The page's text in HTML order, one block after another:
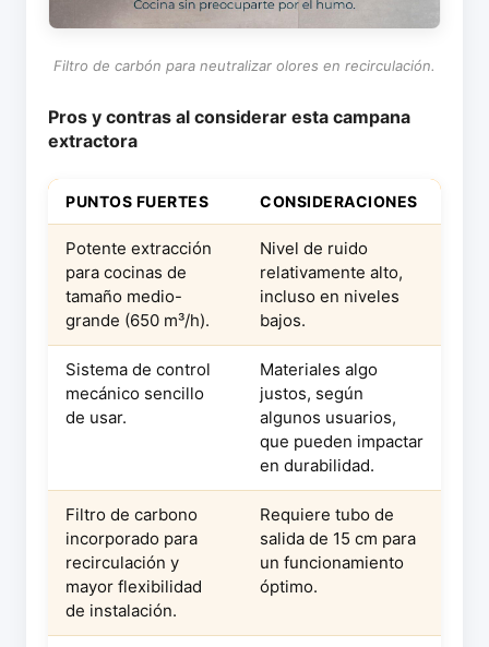
Filtro de carbón para neutralizar olores en recirculación.
Pros y contras al considerar esta campana
extractora
PUNTOS FUERTES CONSIDERACIONES
Potente extracción
para cocinas de
tamaño medio-
grande (650 m³/h).
Nivel de ruido
relativamente alto,
incluso en niveles
bajos.
Sistema de control
mecánico sencillo
de usar.
Materiales algo
justos, según
algunos usuarios,
que pueden impactar
en durabilidad.
Filtro de carbono
incorporado para
recirculación y
mayor flexibilidad
de instalación.
Requiere tubo de
salida de 15 cm para
un funcionamiento
óptimo.